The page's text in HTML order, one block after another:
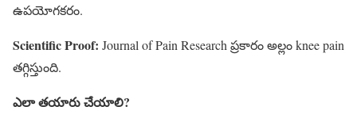
ఉపయోగకరం.
Scientific Proof: Journal of Pain Research ప్రకారం అల్లం knee pain
తగ్గిస్తుంది.
ఎలా తయారు చేయాలి?